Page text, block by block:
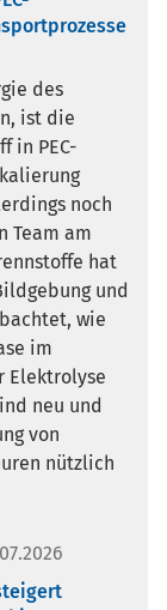
des
ist die
in PEC-
noch
Team am
hat
und
wie
im
Elektrolyse
neu und
von
nützlich